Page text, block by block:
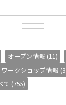
オープン情報 (11)
ワークショップ情報
て (755)